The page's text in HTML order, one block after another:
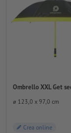
Ombrello XXL Get
⌀ 123,0 x 97,0 cm
Crea online